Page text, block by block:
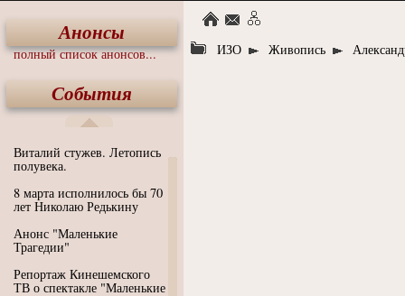
Анонсы
полный список анонсов...
События
Виталий стужев. Летопись
полувека.
8 марта исполнилось бы 70
лет Николаю Редькину
Анонс "Маленькие
Трагедии"
Репортаж Кинешемского
ТВ о спектакле "Маленькие
ИЗО Живопись